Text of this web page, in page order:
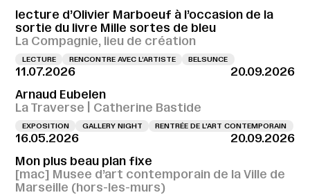
lecture d’Olivier Marboeuf à l’occasion de la
sortie du livre Mille sortes de bleu
La Compagnie, lieu de création
LECTURE RENCONTRE AVEC L’ARTISTE BELSUNCE
11.07.2026
20.09.2026
Arnaud Eubelen
La Traverse | Catherine Bastide
EXPOSITION GALLERY NIGHT RENTRÉE DE L'ART CONTEMPORAIN
16.05.2026
20.09.2026
Mon plus beau plan fixe
[mac] Musee d’art contemporain de la Ville de
Marseille (hors-les-murs)